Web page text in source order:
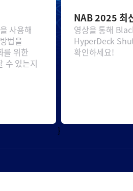
사용해
법을
를 위한
수 있는지
NAB 2025 최
영상을 통해
HyperDeck
확인하세요!
}